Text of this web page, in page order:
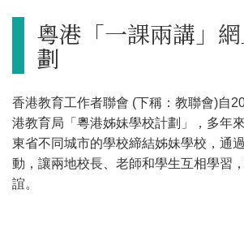
粵港「一課兩講」
劃
香港教育工作者聯會 (下稱：教聯會)自
港教育局「粵港姊妹學校計劃」，多年
東省不同城市的學校締結姊妹學校，通
動，讓兩地校長、老師和學生互相學習
誼。